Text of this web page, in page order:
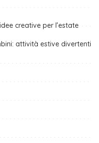
creative per l’estate
attività estive divertenti